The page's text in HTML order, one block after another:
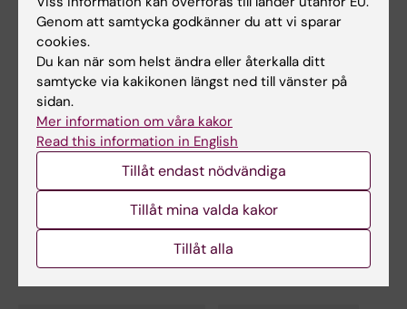
Svenska Läkaresällskapet and Region
Stockholm.
Publikation
Opioid use after intensive care: a nationwide
cohort study
,” Erik von Oelreich, Mikael
Eriksson, Karl-Fredrik Sjölund, Andrea
Discacciati, Emma Larsson, Anders Oldner,
Critical Care Medicine, February 2, 2021, doi:
10.1097/CCM.0000000000004896
Genom att samtycka godkänner du att vi sparar
cookies.
Du kan när som helst ändra eller återkalla ditt
samtycke via kakikonen längst ned till vänster på
sidan.
Mer information om våra kakor
Read this information in English
Tillåt endast nödvändiga
Tillåt mina valda kakor
Tillåt alla